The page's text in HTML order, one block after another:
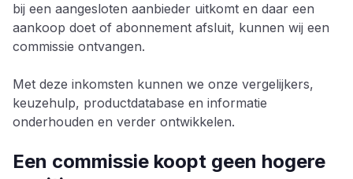
bij een aangesloten aanbieder uitkomt en daar een
aankoop doet of abonnement afsluit, kunnen wij een
commissie ontvangen.
Met deze inkomsten kunnen we onze vergelijkers,
keuzehulp, productdatabase en informatie
onderhouden en verder ontwikkelen.
Een commissie koopt geen hogere